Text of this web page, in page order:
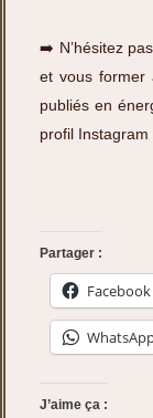
➡️ N’hésitez
et vous former
publiés en
profil Instagram
Partager :
Facebook
J’aime ça :